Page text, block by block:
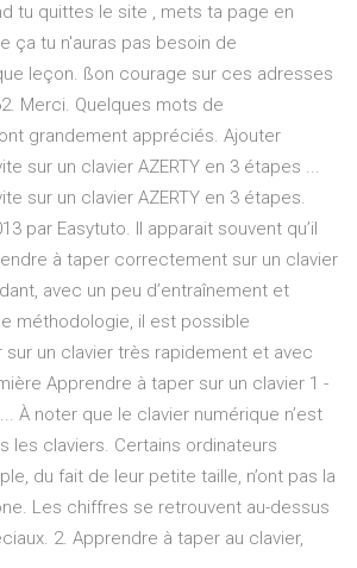
tu quittes le site , mets ta page en
ça tu n'auras pas besoin de
leçon. ßon courage sur ces adresses
Merci. Quelques mots de
grandement appréciés. Ajouter
sur un clavier AZERTY en 3 étapes ...
sur un clavier AZERTY en 3 étapes.
par Easytuto. Il apparait souvent qu’il
à taper correctement sur un clavier
avec un peu d’entraînement et
méthodologie, il est possible
sur un clavier très rapidement et avec
Apprendre à taper sur un clavier 1 -
À noter que le clavier numérique n’est
les claviers. Certains ordinateurs
du fait de leur petite taille, n’ont pas la
Les chiffres se retrouvent au-dessus
2. Apprendre à taper au clavier,